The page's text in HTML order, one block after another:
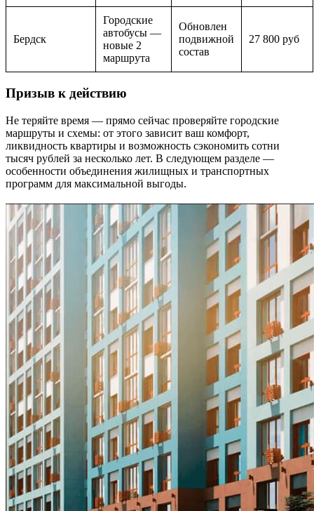
Бердск
Городские
автобусы —
новые 2
маршрута
Обновлен
подвижной
состав
27 800 руб
Призыв к действию
Не теряйте время — прямо сейчас проверяйте городские
маршруты и схемы: от этого зависит ваш комфорт,
ликвидность квартиры и возможность сэкономить сотни
тысяч рублей за несколько лет. В следующем разделе —
особенности объединения жилищных и транспортных
программ для максимальной выгоды.